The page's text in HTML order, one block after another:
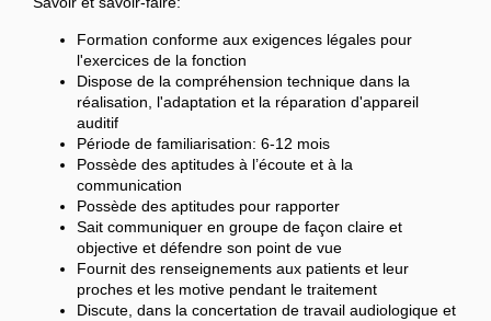
Formation conforme aux exigences légales pour
l'exercices de la fonction
Dispose de la compréhension technique dans la
réalisation, l'adaptation et la réparation d'appareil
auditif
Période de familiarisation: 6-12 mois
Possède des aptitudes à l’écoute et à la
communication
Possède des aptitudes pour rapporter
Sait communiquer en groupe de façon claire et
objective et défendre son point de vue
Fournit des renseignements aux patients et leur
proches et les motive pendant le traitement
Discute, dans la concertation de travail audiologique et